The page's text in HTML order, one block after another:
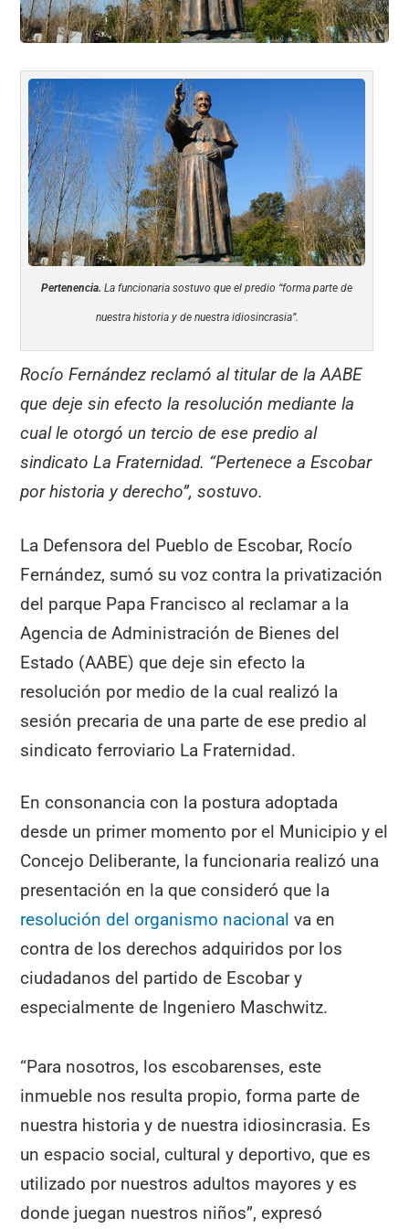
Pertenencia. La funcionaria sostuvo que el predio “forma parte de
nuestra historia y de nuestra idiosincrasia”.
Rocío Fernández reclamó al titular de la AABE
que deje sin efecto la resolución mediante la
cual le otorgó un tercio de ese predio al
sindicato La Fraternidad. “Pertenece a Escobar
por historia y derecho”, sostuvo.
La Defensora del Pueblo de Escobar, Rocío
Fernández, sumó su voz contra la privatización
del parque Papa Francisco al reclamar a la
Agencia de Administración de Bienes del
Estado (AABE) que deje sin efecto la
resolución por medio de la cual realizó la
sesión precaria de una parte de ese predio al
sindicato ferroviario La Fraternidad.
En consonancia con la postura adoptada
desde un primer momento por el Municipio y el
Concejo Deliberante, la funcionaria realizó una
presentación en la que consideró que la
resolución del organismo nacional va en
contra de los derechos adquiridos por los
ciudadanos del partido de Escobar y
especialmente de Ingeniero Maschwitz.
“Para nosotros, los escobarenses, este
inmueble nos resulta propio, forma parte de
nuestra historia y de nuestra idiosincrasia. Es
un espacio social, cultural y deportivo, que es
utilizado por nuestros adultos mayores y es
donde juegan nuestros niños”, expresó